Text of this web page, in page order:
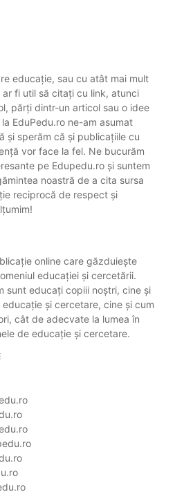
educație, sau cu atât mai mult
fi util să citați cu link, atunci
părți dintr-un articol sau o idee
EduPedu.ro ne-am asumat
și sperăm că și publicațiile cu
vor face la fel. Ne bucurăm
pe Edupedu.ro și suntem
noastră de a cita sursa
reciprocă de respect și
online care găzduiește
educației și cercetării.
sunt educați copiii noștri, cine și
și cercetare, cine și cum
cât de adecvate la lumea în
de educație și cercetare.